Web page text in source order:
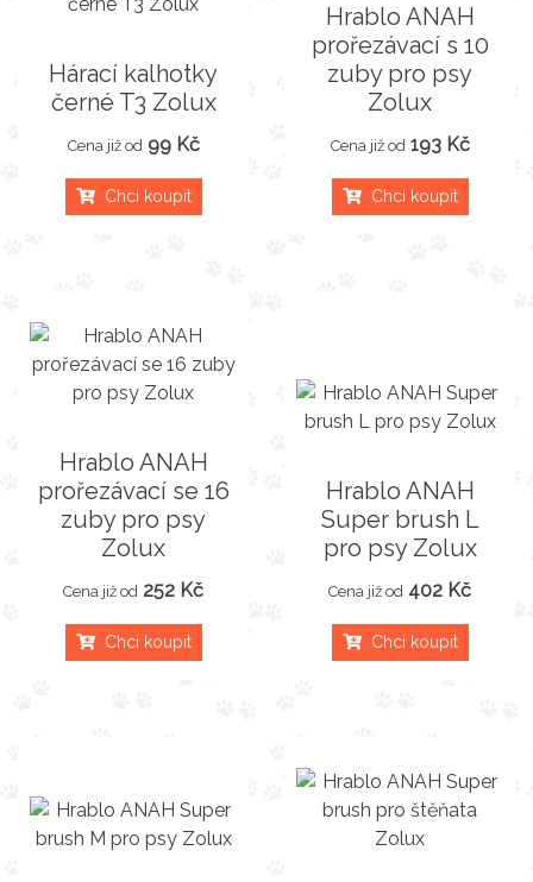
Hárací kalhotky
černé T3 Zolux
Cena již od 99 Kč
Chci koupit
Hrablo ANAH
prořezávací s 10
zuby pro psy
Zolux
Cena již od 193 Kč
Chci koupit
Hrablo ANAH
prořezávací se 16
zuby pro psy
Zolux
Cena již od 252 Kč
Chci koupit
Hrablo ANAH
Super brush L
pro psy Zolux
Cena již od 402 Kč
Chci koupit